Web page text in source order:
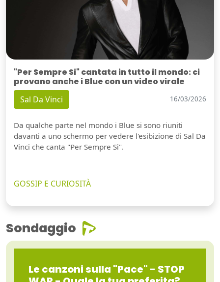
"Per Sempre Si" cantata in tutto il mondo: ci
provano anche i Blue con un video virale
Sal Da Vinci 16/03/2026
Da qualche parte nel mondo i Blue si sono riuniti
davanti a uno schermo per vedere l'esibizione di Sal Da
Vinci che canta "Per Sempre Si".
GOSSIP E CURIOSITÀ
Sondaggio
Le canzoni sulla "Pace" - STOP